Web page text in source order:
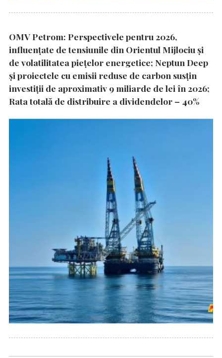
OMV Petrom: Perspectivele pentru 2026,
influențate de tensiunile din Orientul Mijlociu și
de volatilitatea piețelor energetice; Neptun Deep
și proiectele cu emisii reduse de carbon susțin
investiții de aproximativ 9 miliarde de lei în 2026;
Rata totală de distribuire a dividendelor – 40%